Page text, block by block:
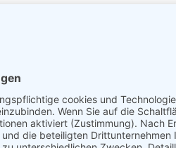
geliefert. Das ist gut
bezieht sein Wasser
Award sowie als
Infinity-Pool nachts in gut